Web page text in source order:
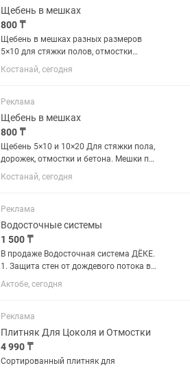
Щебень в мешках
800 ₸
Щебень в мешках разных размеров
5×10 для стяжки полов, отмостки
10×20 для бетона, фундамента,
декораций, дорожек и др. Мешки по
самовывоза. Находимся по адресу...
Костанай, сегодня
Реклама
Щебень в мешках
800 ₸
Щебень 5×10 и 10×20 Для стяжки пола,
дорожек, отмостки и бетона. Мешки по
45кг . Доставка по городу от 4000тг.
Кубами от 9500тг за 1м3 Доставка
наличными или безнал....
Костанай, сегодня
Реклама
Водосточные системы
1 500 ₸
В продаже Водосточная система ДЁКЕ.
1. Защита стен от дождевого потока во
время ветра. 2. Защита отмостки и
фундамента. 3. Простота монтажа. 4.
Комплектующие в...
Актобе, сегодня
Реклама
Плитняк Для Цоколя и Отмостки
4 990 ₸
Сортированный плитняк для